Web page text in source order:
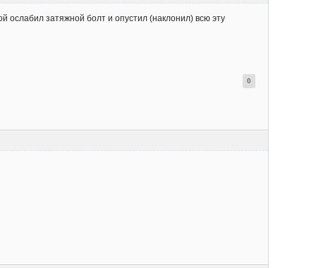
ослабил затяжной болт и опустил (наклонил) всю эту
0